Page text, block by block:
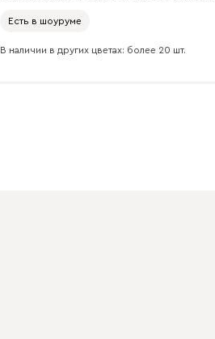
Есть в шоуруме
В наличии в других цветах: более 20 шт.